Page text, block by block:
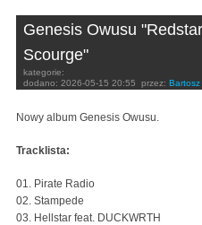
Genesis Owusu
Scourge"
kategorie:
dodano: 2026-05-15 20:55 przez: Bartosz
Nowy album Genesis Owusu.
Tracklista:
01. Pirate Radio
02. Stampede
03. Hellstar feat. DUCKWRTH